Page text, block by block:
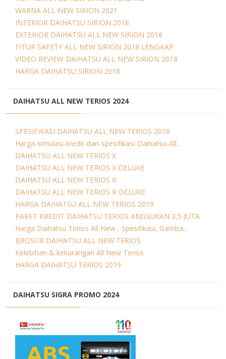
WARNA ALL NEW SIRION 2021
INTERIOR DAIHATSU SIRION 2018
EXTERIOR DAIHATSU ALL NEW SIRION 2018
FITUR SAFETY ALL NEW SIRION 2018 LENGKAP
VIDEO REVIEW DAIHATSU ALL NEW SIRION 2018
HARGA DAIHATSU SIRION 2018
DAIHATSU ALL NEW TERIOS 2024
SPESIFIKASI DAIHATSU ALL NEW TERIOS 2018
Harga-simulasi-kredit-dan-spesifikasi-Daihatsu-All...
DAIHATSU ALL NEW TERIOS X
DAIHATSU ALL NEW TERIOS X DELUXE
DAIHATSU ALL NEW TERIOS R
DAIHATSU ALL NEW TERIOS R DELUXE
HARGA DAIHATSU ALL NEW TERIOS 2019
PAKET KREDIT DAIHATSU TERIOS ANGSURAN 3,5 JUTA
Harga Daihatsu Terios All New , Spesifikasi, Gamba...
BROSUR DAIHATSU ALL NEW TERIOS
Kelebihan & kekurangan All New Terios
HARGA DAIHATSU TERIOS 2019
DAIHATSU SIGRA PROMO 2024